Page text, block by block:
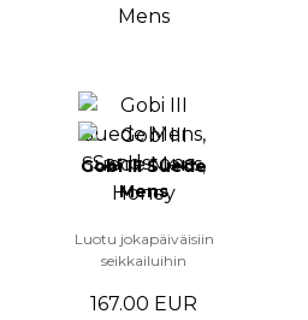
Gobi III Suede
Mens
Luotu jokapäiväisiin
seikkailuihin
167.00 EUR